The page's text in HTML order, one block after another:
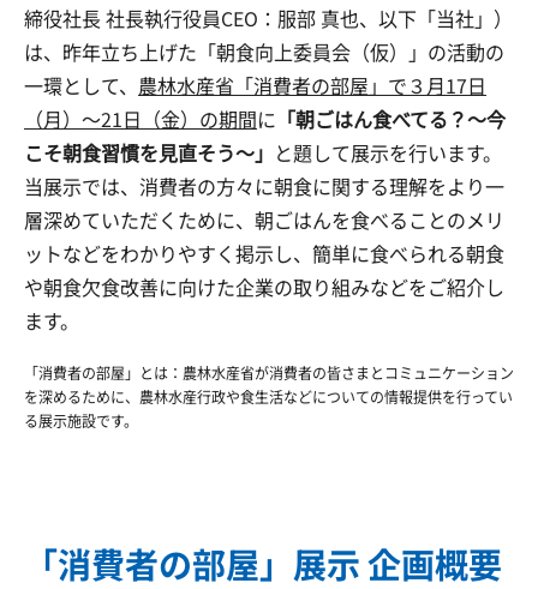
締役社長 社長執行役員CEO：服部 真也、以下「当社」）
は、昨年立ち上げた「朝食向上委員会（仮）」の活動の
一環として、 農林水産省「消費者の部屋」で３月17日
（月）～21日（金）の期間に 「朝ごはん食べてる？～今
こそ朝食習慣を見直そう～」 と題して展示を行います。
当展示では、消費者の方々に朝食に関する理解をより一
層深めていただくために、朝ごはんを食べることのメリ
ットなどをわかりやすく掲示し、簡単に食べられる朝食
や朝食欠食改善に向けた企業の取り組みなどをご紹介し
ます。
「消費者の部屋」とは：農林水産省が消費者の皆さまとコミュニケーション
を深めるために、農林水産行政や食生活などについての情報提供を行ってい
る展示施設です。
「消費者の部屋」展示 企画概要